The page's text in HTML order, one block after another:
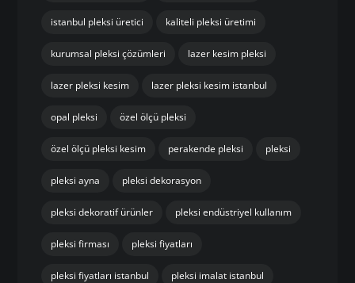
istanbul pleksi üretici kaliteli pleksi üretimi
kurumsal pleksi çözümleri lazer kesim pleksi
lazer pleksi kesim lazer pleksi kesim istanbul
opal pleksi özel ölçü pleksi
özel ölçü pleksi kesim perakende pleksi pleksi
pleksi ayna pleksi dekorasyon
pleksi dekoratif ürünler pleksi endüstriyel kullanım
pleksi firması pleksi fiyatları
pleksi fiyatları istanbul pleksi imalat istanbul